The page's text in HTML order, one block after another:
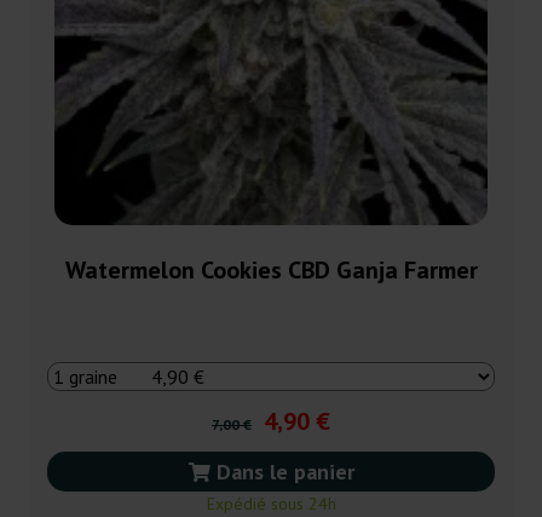
Watermelon Cookies CBD Ganja Farmer
7,00 € 4,90 €
Dans le panier
Expédié sous 24h